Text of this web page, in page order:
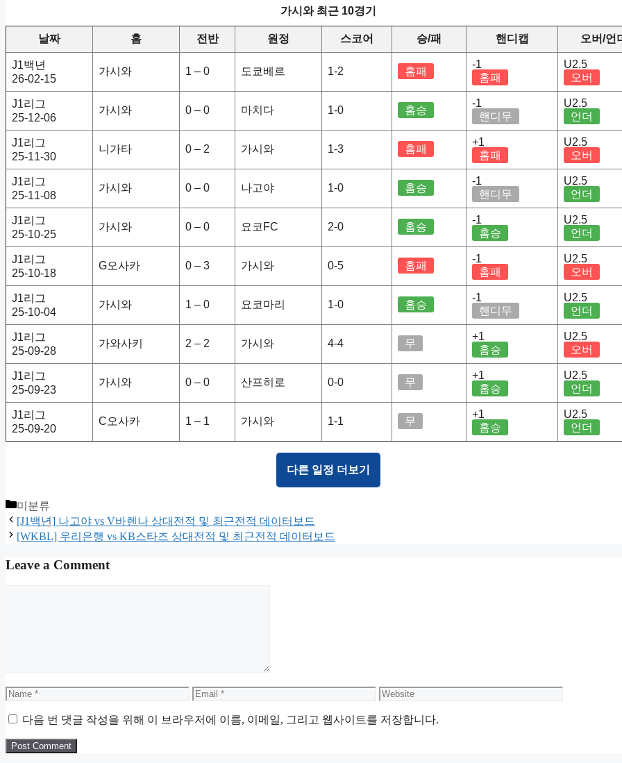
가시와 최근 10경기
날짜 홈 전반 원정 스코어 승/패 핸디캡 오버/언
J1백년
26-02-15
가시와 1 – 0 도쿄베르 1-2 홈패
-1
홈패
U2.5
오버
J1리그
25-12-06
가시와 0 – 0 마치다 1-0 홈승
-1
핸디무
U2.5
언더
J1리그
25-11-30
니가타 0 – 2 가시와 1-3 홈패
+1
홈패
U2.5
오버
J1리그
25-11-08
가시와 0 – 0 나고야 1-0 홈승
-1
핸디무
U2.5
언더
J1리그
25-10-25
가시와 0 – 0 요코FC 2-0 홈승
-1
홈승
U2.5
언더
J1리그
25-10-18
G오사카 0 – 3 가시와 0-5 홈패
-1
홈패
U2.5
오버
J1리그
25-10-04
가시와 1 – 0 요코마리 1-0 홈승
-1
핸디무
U2.5
언더
J1리그
25-09-28
가와사키 2 – 2 가시와 4-4 무
+1
홈승
U2.5
오버
J1리그
25-09-23
가시와 0 – 0 산프히로 0-0 무
+1
홈승
U2.5
언더
J1리그
25-09-20
C오사카 1 – 1 가시와 1-1 무
+1
홈승
U2.5
언더
다른 일정 더보기
Categories
미분류
[J1백년] 나고야 vs V바렌나 상대전적 및 최근전적 데이터보드
[WKBL] 우리은행 vs KB스타즈 상대전적 및 최근전적 데이터보드
Leave a Comment
Name Email Website
다음 번 댓글 작성을 위해 이 브라우저에 이름, 이메일, 그리고 웹사이트를 저장합니다.